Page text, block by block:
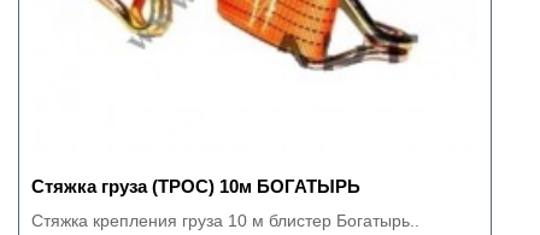
Стяжка груза (ТРОС) 10м БОГАТЫРЬ
Стяжка крепления груза 10 м блистер Богатырь..